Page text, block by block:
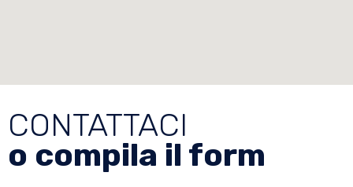
CONTATTACI
o compila il form